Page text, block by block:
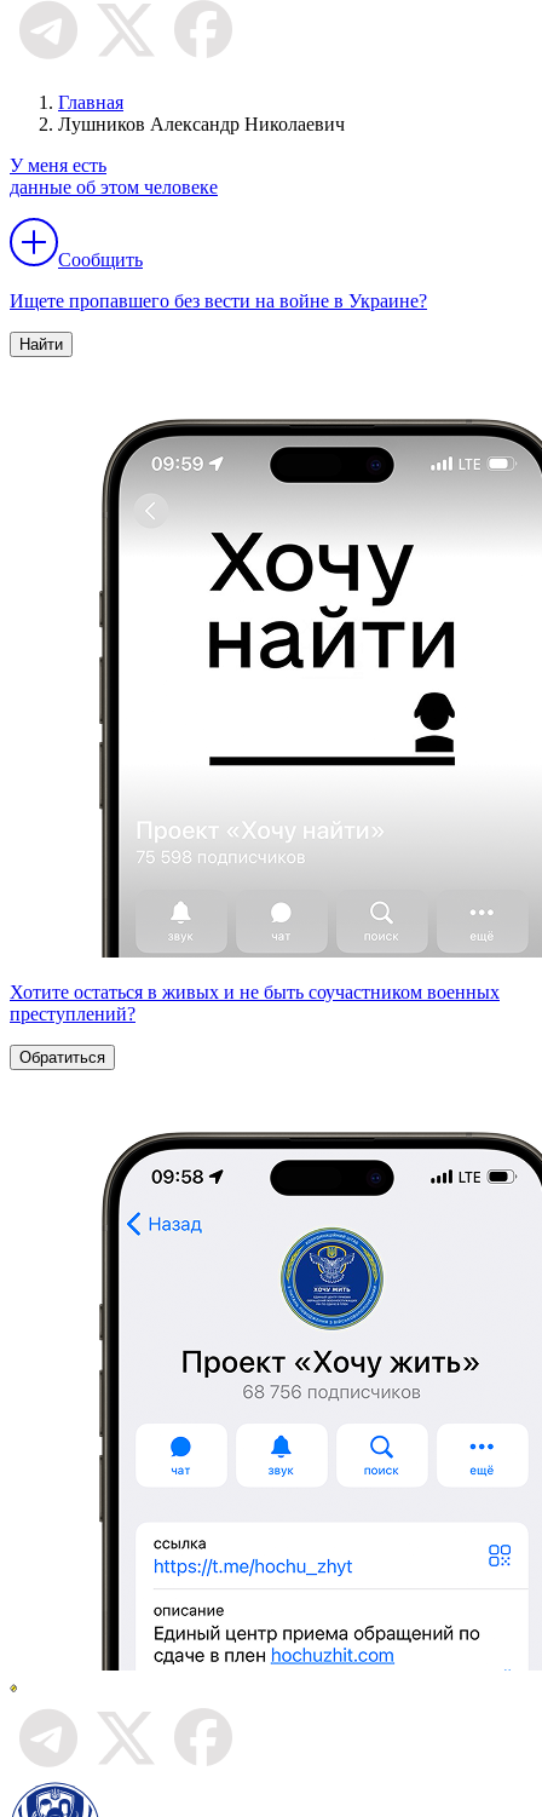
Главная
Лушников Александр Николаевич
У меня есть
данные об этом человеке
Сообщить
Ищете пропавшего без вести на войне в Украине?
Найти
Хотите остаться в живых и не быть соучастником военных
преступлений?
Обратиться